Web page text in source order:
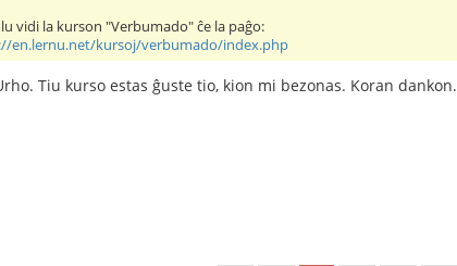
vidi la kurson "Verbumado" ĉe la paĝo:
en.lernu.net/kursoj/verbumado/index.php
Tiu kurso estas ĝuste tio, kion mi bezonas. Koran dankon.